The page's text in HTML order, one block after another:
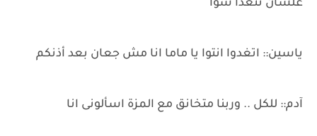
علشان نتغدا سوا
ياسين:: اتغدوا انتوا يا ماما انا مش جعان بعد أذنكم
آدم:: للكل .. وربنا متخانق مع المزة اسألونى انا